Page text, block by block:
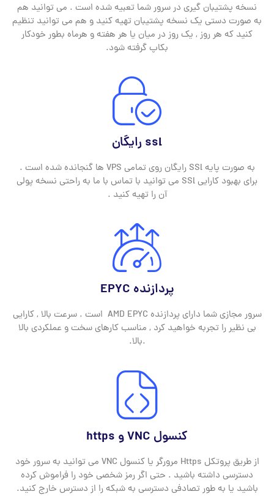
نسخه پشتیبان گیری در سرور شما تعبیه شده است . می توانید هم
به صورت دستی یک نسخه پشتیبان تهیه کنید و هم می توانید تنظیم
کنید که هر روز , یک روز در میان یا هر هفته و هرماه بطور خودکار
بکاپ گرفته شود.
ssl رایگان
به صورت پایه SSl رایگان روی تمامی VPS ها گنجانده شده است .
برای بهبود کارایی SSl می توانید با تماس با ما به راحتی نسخه پولی
آن را تهیه کنید .
پردازنده EPYC
سرور مجازی شما دارای پردازنده AMD EPYC است . سرعت بالا , کارایی
بی نظیر را تجربه خواهید کرد , مناسب کارهای سخت و عملکردی بالا
.بالا.
کنسول VNC و https
از طریق پروتکل Https مرورگر یا کنسول VNC می توانید به سرور خود
دسترسی داشته باشید . حتی اگر رمز شخصی خود را فراموش کرده
باشید یا به طور تصادفی دسترسی به شبکه را از دسترس خارج کنید.